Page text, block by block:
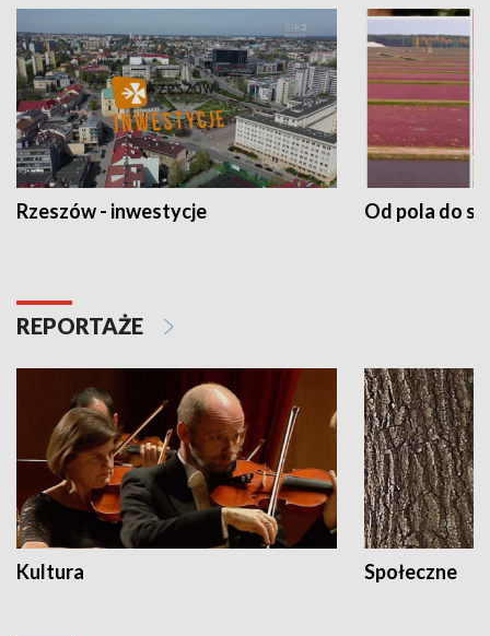
Rzeszów - inwestycje Od pola do
REPORTAŻE
Kultura Społeczne